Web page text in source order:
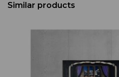
Similar products